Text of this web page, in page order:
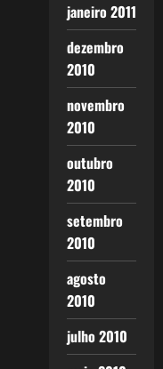
janeiro 2011
dezembro
2010
novembro
2010
outubro
2010
setembro
2010
agosto
2010
julho 2010